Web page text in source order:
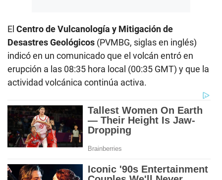
El Centro de Vulcanología y Mitigación de
Desastres Geológicos (PVMBG, siglas en inglés)
indicó en un comunicado que el volcán entró en
erupción a las 08:35 hora local (00:35 GMT) y que la
actividad volcánica continúa activa.